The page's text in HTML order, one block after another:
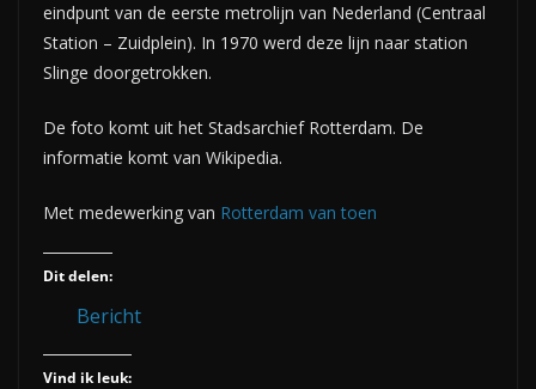
eindpunt van de eerste metrolijn van Nederland (Centraal
Station – Zuidplein). In 1970 werd deze lijn naar station
Slinge doorgetrokken.
De foto komt uit het Stadsarchief Rotterdam. De
informatie komt van Wikipedia.
Met medewerking van Rotterdam van toen
Dit delen:
Bericht
Vind ik leuk: